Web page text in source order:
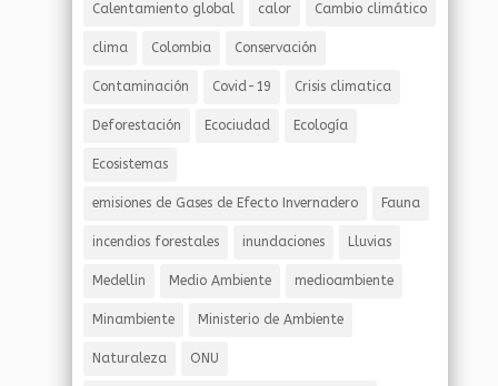
Calentamiento global calor Cambio climático
clima Colombia Conservación
Contaminación Covid-19 Crisis climatica
Deforestación Ecociudad Ecología
Ecosistemas
emisiones de Gases de Efecto Invernadero Fauna
incendios forestales inundaciones Lluvias
Medellin Medio Ambiente medioambiente
Minambiente Ministerio de Ambiente
Naturaleza ONU